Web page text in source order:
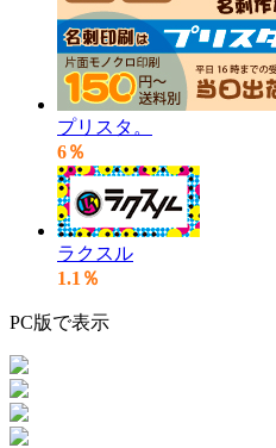
プリスタ。
6％
ラクスル
1.1％
PC版で表示